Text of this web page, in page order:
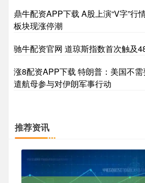
鼎牛配资APP下载 A股上演“V字”行
板块现涨停潮
驰牛配资官网 道琼斯指数首次触及
涨8配资APP下载 特朗普：美国不
遣航母参与对伊朗军事行动
推荐资讯